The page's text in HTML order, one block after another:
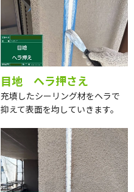
目地 ヘラ押さえ
充填したシーリング材をヘラで
抑えて表面を均していきます。